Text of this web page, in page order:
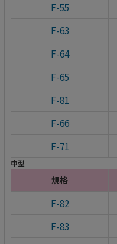
F-55
F-63
F-64
F-65
F-81
F-66
F-71
中型
規格
F-82
F-83